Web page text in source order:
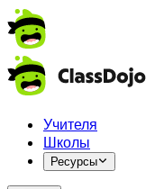
Учителя
Школы
Ресурсы